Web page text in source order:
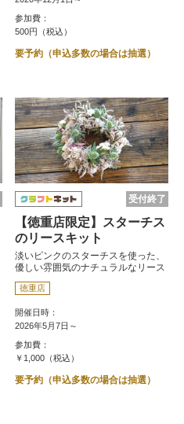
参加費：
500円（税込）
要予約（申込多数の場合は抽選）
受付終了
【徳重店限定】スターチス
のリースキット
淡いピンクのスターチスを使った、
優しい雰囲気のナチュラルなリース
徳重店
開催日時：
2026年5月7日～
参加費：
￥1,000（税込）
要予約（申込多数の場合は抽選）